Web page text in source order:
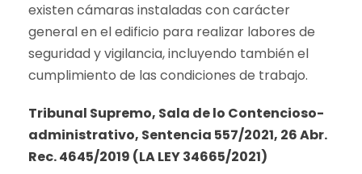
existen cámaras instaladas con carácter
general en el edificio para realizar labores de
seguridad y vigilancia, incluyendo también el
cumplimiento de las condiciones de trabajo.
Tribunal Supremo, Sala de lo Contencioso-
administrativo, Sentencia 557/2021, 26 Abr.
Rec. 4645/2019 (LA LEY 34665/2021)